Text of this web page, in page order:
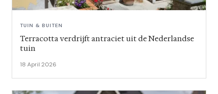
TUIN & BUITEN
Terracotta verdrijft antraciet uit de Nederlandse
tuin
18 April 2026